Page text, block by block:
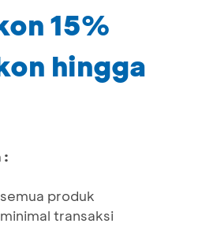
15%
hingga
:
produk
transaksi